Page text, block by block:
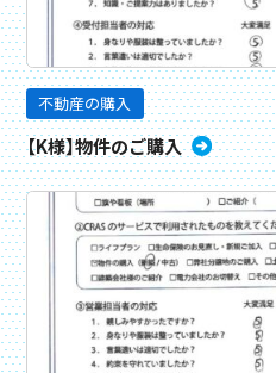
不動産の購入
【K様】物件のご購入